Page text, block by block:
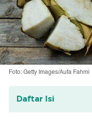
Foto: Getty Images/Aufa Fahmi
Daftar Isi
Aturan makan